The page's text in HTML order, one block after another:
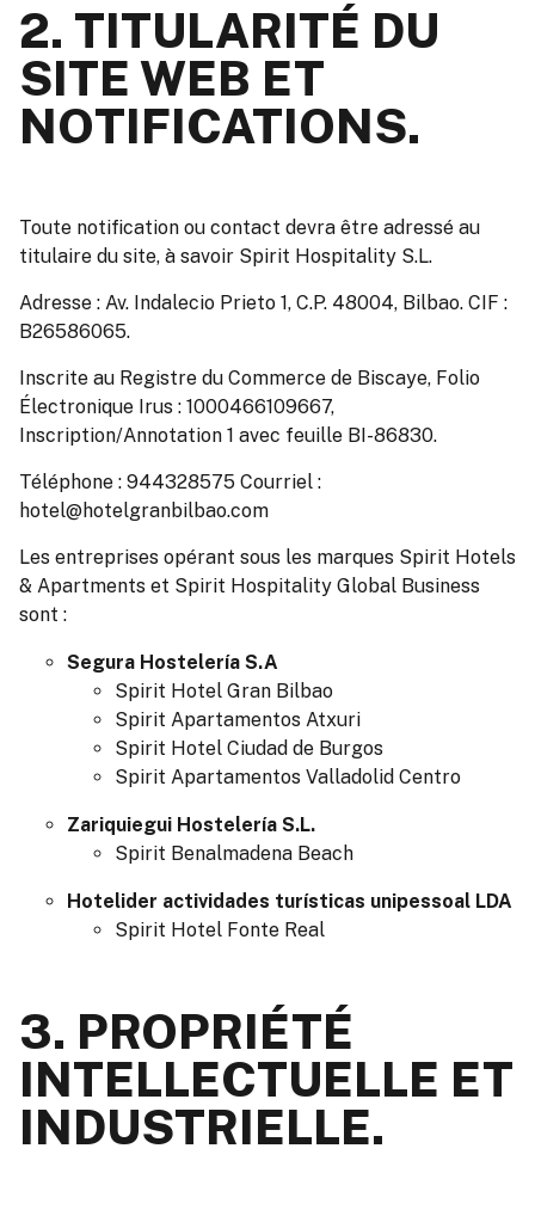
2. TITULARITÉ DU
SITE WEB ET
NOTIFICATIONS.
Toute notification ou contact devra être adressé au
titulaire du site, à savoir Spirit Hospitality S.L.
Adresse : Av. Indalecio Prieto 1, C.P. 48004, Bilbao. CIF :
B26586065.
Inscrite au Registre du Commerce de Biscaye, Folio
Électronique Irus : 1000466109667,
Inscription/Annotation 1 avec feuille BI-86830.
Téléphone : 944328575 Courriel :
hotel@hotelgranbilbao.com
Les entreprises opérant sous les marques Spirit Hotels
& Apartments et Spirit Hospitality Global Business
sont :
Segura Hostelería S.A
Spirit Hotel Gran Bilbao
Spirit Apartamentos Atxuri
Spirit Hotel Ciudad de Burgos
Spirit Apartamentos Valladolid Centro
Zariquiegui Hostelería S.L.
Spirit Benalmadena Beach
Hotelider actividades turísticas unipessoal LDA
Spirit Hotel Fonte Real
3. PROPRIÉTÉ
INTELLECTUELLE ET
INDUSTRIELLE.